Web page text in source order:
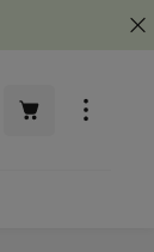
Warenkorb